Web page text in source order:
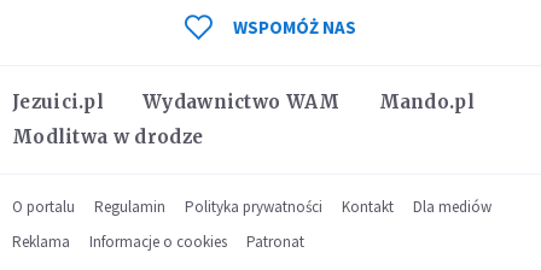
Jezuici.pl Wydawnictwo WAM
Mando.pl
Modlitwa w drodze
WSPOMÓŻ NAS
O portalu Regulamin Polityka prywatności Kontakt
Dla mediów
Reklama
Informacje o cookies Patronat